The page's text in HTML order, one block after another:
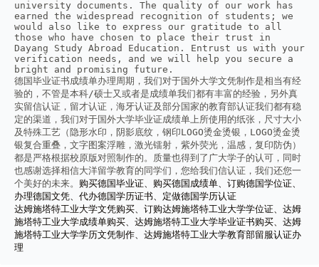
university documents. The quality of our work has
earned the widespread recognition of students; we
would also like to express our gratitude to all
those who have chosen to place their trust in
Dayang Study Abroad Education. Entrust us with your
verification needs, and we will help you secure a
bright and promising future.
德国毕业证书成绩单办理周期，我们对于国外大学文凭制作是相当有经
验的，不管是本科/硕士又或者是成绩单我们都有丰富的经验，另外真
实留信认证，留才认证，海牙认证及部分国家的教育部认证我们都有稳
定的渠道，我们对于国外大学毕业证成绩单上所使用的纸张，尺寸大小
及特殊工艺（隐形水印，阴影底纹，钢印LOGO烫金烫银，LOGO烫金烫
银复合重叠，文字图案浮雕，激光镭射，紫外荧光，温感，复印防伪）
都是严格根据校原版对照制作的。质量也得到了广大学子的认可，同时
也感谢选择相信大洋留学教育的同学们，您给我们信认证，我们还您一
个美好的未来。 购买德国毕业证、购买德国成绩单、订购德国学位证、
办理德国文凭、代办德国学历证书、定做德国学历认证
达姆施塔特工业大学文凭购买、订购达姆施塔特工业大学学位证、达姆
施塔特工业大学成绩单购买、达姆施塔特工业大学毕业证书购买、达姆
施塔特工业大学学历文凭制作、达姆施塔特工业大学教育部留服认证办
理